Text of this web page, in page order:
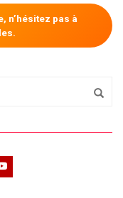
n’hésitez pas à